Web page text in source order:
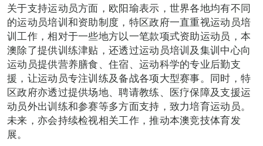
关于支持运动员方面，欧阳瑜表示，世界各地均有不同
的运动员培训和资助制度，特区政府一直重视运动员培
训工作，相对于一些地方以一笔款项式资助运动员，本
澳除了提供训练津贴，还透过运动员培训及集训中心向
运动员提供营养膳食、住宿、运动科学的专业后勤支
援，让运动员专注训练及备战各项大型赛事。同时，特
区政府亦透过提供场地、聘请教练、医疗保障及支援运
动员外出训练和参赛等多方面支持，致力培育运动员。
未来，亦会持续检视相关工作，推动本澳竞技体育发
展。